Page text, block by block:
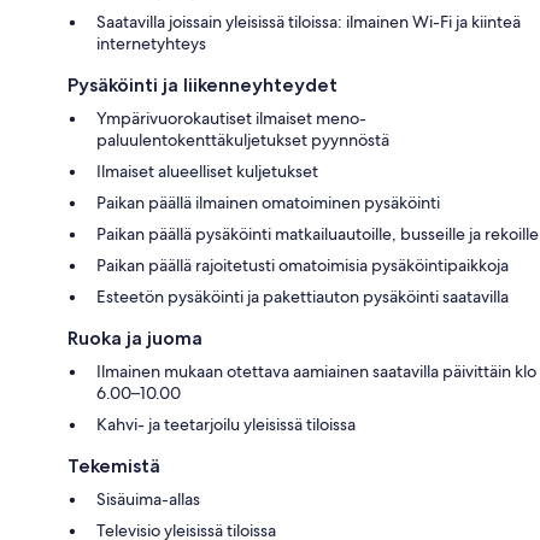
Saatavilla joissain yleisissä tiloissa: ilmainen Wi-Fi ja kiinteä
internetyhteys
Pysäköinti ja liikenneyhteydet
Ympärivuorokautiset ilmaiset meno-
paluulentokenttäkuljetukset pyynnöstä
Ilmaiset alueelliset kuljetukset
Paikan päällä ilmainen omatoiminen pysäköinti
Paikan päällä pysäköinti matkailuautoille, busseille ja rekoille
Paikan päällä rajoitetusti omatoimisia pysäköintipaikkoja
Esteetön pysäköinti ja pakettiauton pysäköinti saatavilla
Ruoka ja juoma
Ilmainen mukaan otettava aamiainen saatavilla päivittäin klo
6.00–10.00
Kahvi- ja teetarjoilu yleisissä tiloissa
Tekemistä
Sisäuima-allas
Televisio yleisissä tiloissa